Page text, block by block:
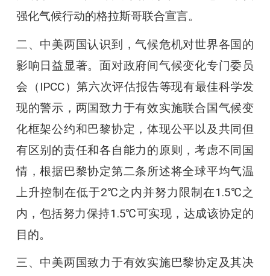
强化气候行动的格拉斯哥联合宣言。
二、中美两国认识到，气候危机对世界各国的
影响日益显著。面对政府间气候变化专门委员
会（IPCC）第六次评估报告等现有最佳科学发
现的警示，两国致力于有效实施联合国气候变
化框架公约和巴黎协定，体现公平以及共同但
有区别的责任和各自能力的原则，考虑不同国
情，根据巴黎协定第二条所述将全球平均气温
上升控制在低于2℃之内并努力限制在1.5℃之
内，包括努力保持1.5℃可实现，达成该协定的
目的。
三、中美两国致力于有效实施巴黎协定及其决